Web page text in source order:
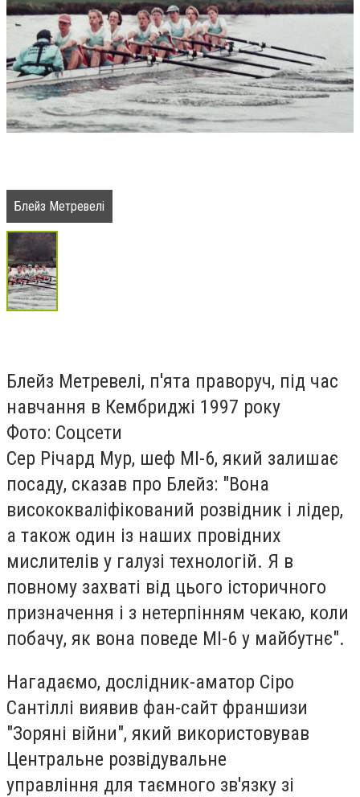
Блейз Метревелі
Блейз Метревелі, п'ята праворуч, під час
навчання в Кембриджі 1997 року
Фото: Соцсети
Сер Річард Мур, шеф МІ-6, який залишає
посаду, сказав про Блейз: "Вона
висококваліфікований розвідник і лідер,
а також один із наших провідних
мислителів у галузі технологій. Я в
повному захваті від цього історичного
призначення і з нетерпінням чекаю, коли
побачу, як вона поведе МІ-6 у майбутнє".
Нагадаємо, дослідник-аматор Сіро
Сантіллі виявив фан-сайт франшизи
"Зоряні війни", який використовував
Центральне розвідувальне
управління для таємного зв'язку зі